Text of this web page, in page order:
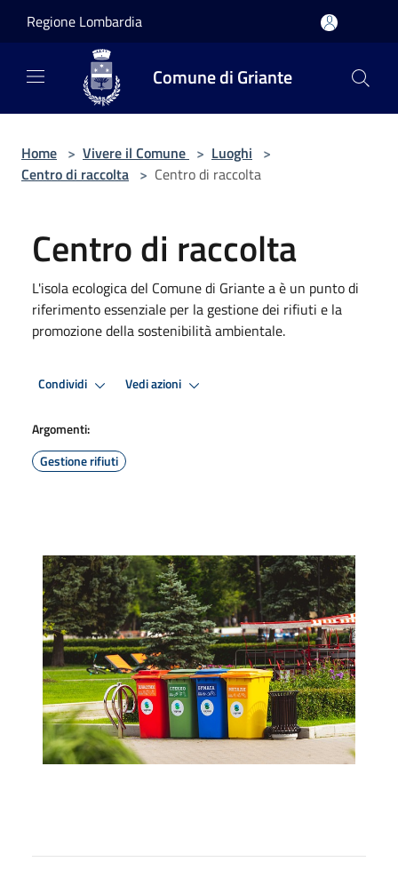
Regione Lombardia
Comune di Griante
Home > Vivere il Comune > Luoghi >
Centro di raccolta > Centro di raccolta
Centro di raccolta
L'isola ecologica del Comune di Griante a è un punto di
riferimento essenziale per la gestione dei rifiuti e la
promozione della sostenibilità ambientale.
Condividi Vedi azioni
Argomenti:
Gestione rifiuti